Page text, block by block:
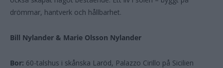
drömmar, hantverk och hållbarhet.
Bill Nylander & Marie Olsson Nylander
Bor: 60-talshus i skånska Laröd, Palazzo Cirillo på Sicilien